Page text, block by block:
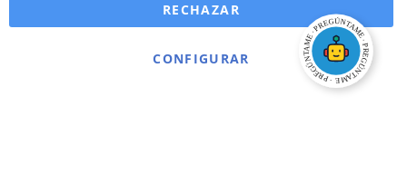
CONFIGURAR
RECHAZAR